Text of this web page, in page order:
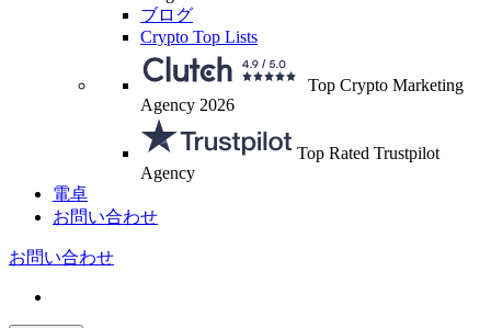
ブログ
Crypto Top Lists
Top Crypto Marketing
Agency 2026
Top Rated Trustpilot
Agency
電卓
お問い合わせ
お問い合わせ